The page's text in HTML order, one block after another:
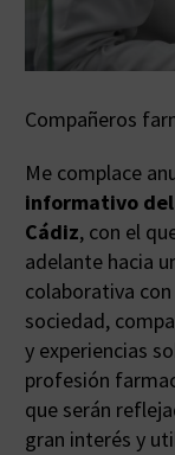
Compañeros
Me complace
informativo del
Cádiz, con el
adelante hacia
colaborativa
sociedad,
y experiencias
profesión
que serán
gran interés y